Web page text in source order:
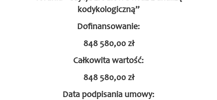
kodykologiczną”
Dofinansowanie:
848 580,00 zł
Całkowita wartość:
848 580,00 zł
Data podpisania umowy: